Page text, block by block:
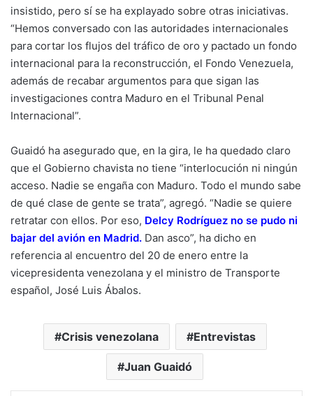
insistido, pero sí se ha explayado sobre otras iniciativas.
“Hemos conversado con las autoridades internacionales
para cortar los flujos del tráfico de oro y pactado un fondo
internacional para la reconstrucción, el Fondo Venezuela,
además de recabar argumentos para que sigan las
investigaciones contra Maduro en el Tribunal Penal
Internacional”.
Guaidó ha asegurado que, en la gira, le ha quedado claro
que el Gobierno chavista no tiene “interlocución ni ningún
acceso. Nadie se engaña con Maduro. Todo el mundo sabe
de qué clase de gente se trata”, agregó. “Nadie se quiere
retratar con ellos. Por eso, Delcy Rodríguez no se pudo ni
bajar del avión en Madrid. Dan asco”, ha dicho en
referencia al encuentro del 20 de enero entre la
vicepresidenta venezolana y el ministro de Transporte
español, José Luis Ábalos.
Crisis venezolana Entrevistas
Juan Guaidó